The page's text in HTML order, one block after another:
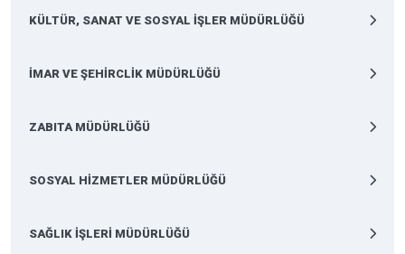
KÜLTÜR, SANAT VE SOSYAL İŞLER MÜDÜRLÜĞÜ
İMAR VE ŞEHİRCLİK MÜDÜRLÜĞÜ
ZABITA MÜDÜRLÜĞÜ
SOSYAL HİZMETLER MÜDÜRLÜĞÜ
SAĞLIK İŞLERİ MÜDÜRLÜĞÜ